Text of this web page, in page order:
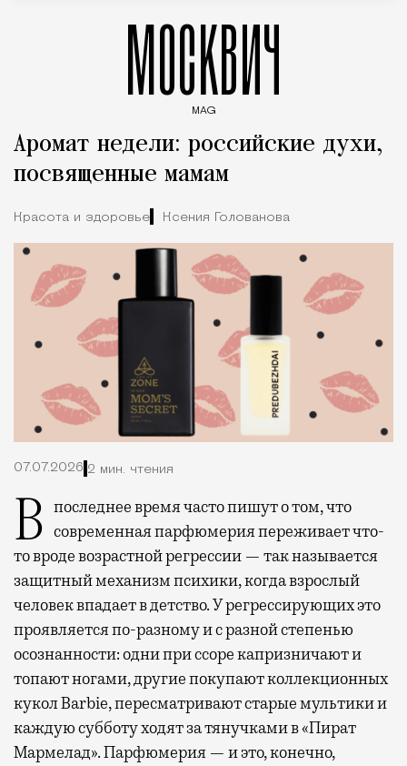
МОСКВИЧ
MAG
Аромат недели: российские духи,
посвященные мамам
Красота и здоровье Ксения Голованова
07.07.2026 2 мин. чтения
В последнее время часто пишут о том, что современная парфюмерия переживает что-
то вроде возрастной регрессии — так называется
защитный механизм психики, когда взрослый
человек впадает в детство. У регрессирующих это
проявляется по-разному и с разной степенью
осознанности: одни при ссоре капризничают и
топают ногами, другие покупают коллекционных
кукол Barbie, пересматривают старые мультики и
каждую субботу ходят за тянучками в «Пират
Мармелад». Парфюмерия — и это, конечно,